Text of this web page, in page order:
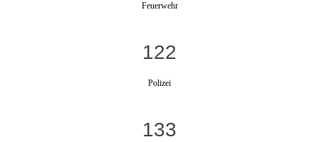
Feuerwehr
122
Polizei
133